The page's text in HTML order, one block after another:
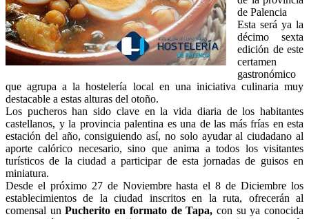
de Palencia
Esta será ya la
décimo sexta
edición de este
certamen
gastronómico
que agrupa a la hostelería local en una iniciativa culinaria muy
destacable a estas alturas del otoño.
Los pucheros han sido clave en la vida diaria de los habitantes
castellanos, y la provincia palentina es una de las más frías en esta
estación del año, consiguiendo así, no solo ayudar al ciudadano al
aporte calórico necesario, sino que anima a todos los visitantes
turísticos de la ciudad a participar de esta jornadas de guisos en
miniatura.
Desde el próximo 27 de Noviembre hasta el 8 de Diciembre los
establecimientos de la ciudad inscritos en la ruta, ofrecerán al
comensal unPucherito en formato de Tapa, con su ya conocida